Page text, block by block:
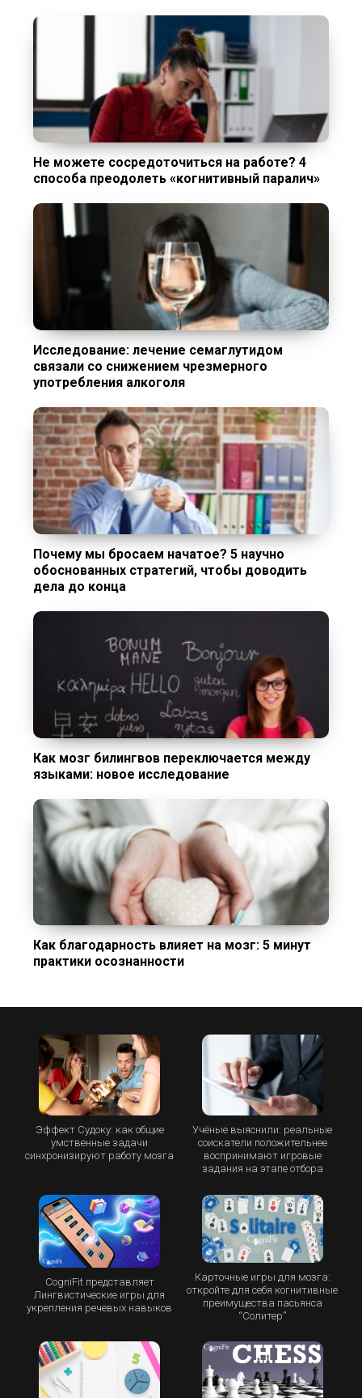
Не можете сосредоточиться на работе? 4
способа преодолеть «когнитивный паралич»
Исследование: лечение семаглутидом
связали со снижением чрезмерного
употребления алкоголя
Почему мы бросаем начатое? 5 научно
обоснованных стратегий, чтобы доводить
дела до конца
Как мозг билингвов переключается между
языками: новое исследование
Как благодарность влияет на мозг: 5 минут
практики осознанности
Эффект Судоку: как общие
умственные задачи
синхронизируют работу мозга
Учёные выяснили: реальные
соискатели положительнее
воспринимают игровые
задания на этапе отбора
CogniFit представляет
Лингвистические игры для
укрепления речевых навыков
Карточные игры для мозга:
откройте для себя когнитивные
преимущества пасьянса
“Cолитер”